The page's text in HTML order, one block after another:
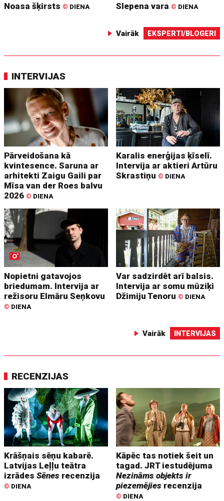
Noasa šķirsts © DIENA Slepena vara © DIENA
Vairāk EKSPERTI/BLOGERI
INTERVIJAS
Pārveidošana kā
kvintesence. Saruna ar
arhitekti Zaigu Gaili par
Mīsa van der Roes balvu
2026 © DIENA
Karalis enerģijas ķīselī.
Intervija ar aktieri Artūru
Skrastiņu © DIENA
Nopietni gatavojos
briedumam. Intervija ar
režisoru Elmāru Seņkovu
© DIENA
Var sadzirdēt arī balsis.
Intervija ar somu mūziķi
Džimiju Tenoru © DIENA
Vairāk INTERVIJAS
RECENZIJAS
Krāšņais sēņu kabarē.
Latvijas Leļļu teātra
izrādesSēnes recenzija
© DIENA
Kāpēc tas notiek šeit un
tagad. JRT iestudējuma
Nezināms objekts ir
piezemējies recenzija
© DIENA